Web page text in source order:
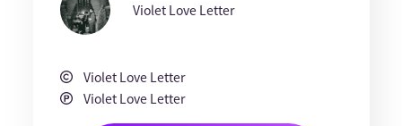
Violet Love Letter
Violet Love Letter
Violet Love Letter